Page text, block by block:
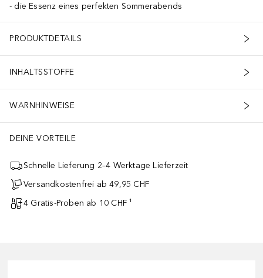
die Essenz eines perfekten Sommerabends
PRODUKTDETAILS
INHALTSSTOFFE
WARNHINWEISE
DEINE VORTEILE
Schnelle Lieferung 2–4 Werktage Lieferzeit
Versandkostenfrei ab 49,95 CHF
4 Gratis-Proben ab 10 CHF ¹